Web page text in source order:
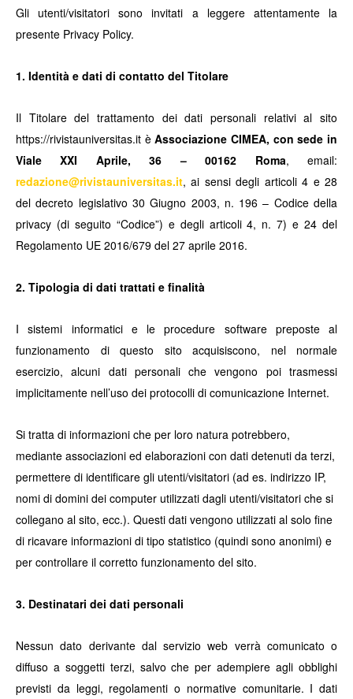
Gli utenti/visitatori sono invitati a leggere attentamente la
presente Privacy Policy.
1. Identità e dati di contatto del Titolare
Il Titolare del trattamento dei dati personali relativi al sito
https://rivistauniversitas.it èAssociazione CIMEA, con sede in
Viale XXI Aprile, 36 – 00162 Roma, email:
redazione@rivistauniversitas.it, ai sensi degli articoli 4 e 28
del decreto legislativo 30 Giugno 2003, n. 196 – Codice della
privacy (di seguito “Codice”) e degli articoli 4, n. 7) e 24 del
Regolamento UE 2016/679 del 27 aprile 2016.
2. Tipologia di dati trattati e finalità
I sistemi informatici e le procedure software preposte al
funzionamento di questo sito acquisiscono, nel normale
esercizio, alcuni dati personali che vengono poi trasmessi
implicitamente nell’uso dei protocolli di comunicazione Internet.
Si tratta di informazioni che per loro natura potrebbero,
mediante associazioni ed elaborazioni con dati detenuti da terzi,
permettere di identificare gli utenti/visitatori (ad es. indirizzo IP,
nomi di domini dei computer utilizzati dagli utenti/visitatori che si
collegano al sito, ecc.). Questi dati vengono utilizzati al solo fine
di ricavare informazioni di tipo statistico (quindi sono anonimi) e
per controllare il corretto funzionamento del sito.
3. Destinatari dei dati personali
Nessun dato derivante dal servizio web verrà comunicato o
diffuso a soggetti terzi, salvo che per adempiere agli obblighi
previsti da leggi, regolamenti o normative comunitarie. I dati